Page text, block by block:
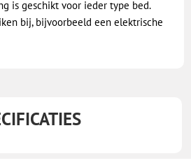
is geschikt voor ieder type bed.
bij, bijvoorbeeld een elektrische